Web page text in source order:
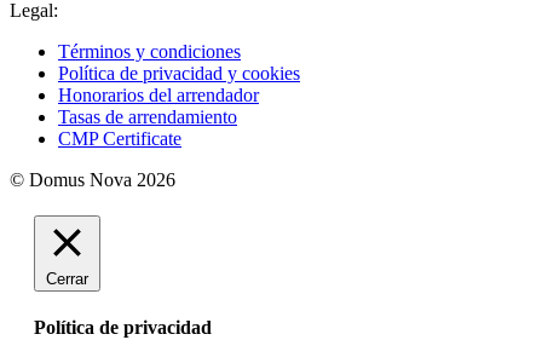
Legal:
Términos y condiciones
Política de privacidad y cookies
Honorarios del arrendador
Tasas de arrendamiento
CMP Certificate
© Domus Nova 2026
Cerrar
Política de privacidad